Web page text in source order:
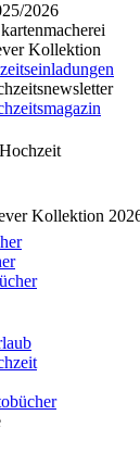
2026
Kollektion
Kollektion